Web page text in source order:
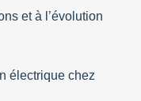
et à l’évolution
électrique chez